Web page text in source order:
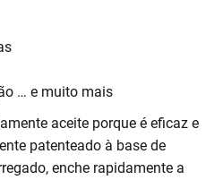
… e muito mais
aceite porque é eficaz e
patenteado à base de
enche rapidamente a